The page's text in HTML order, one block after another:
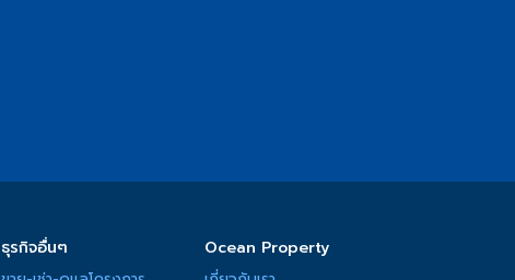
ธุรกิจอื่นๆ
Ocean Property